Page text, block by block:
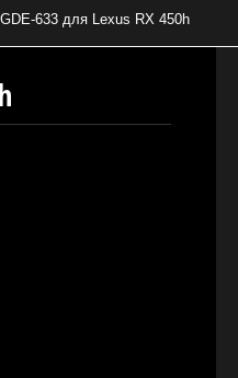
633 для Lexus RX 450h